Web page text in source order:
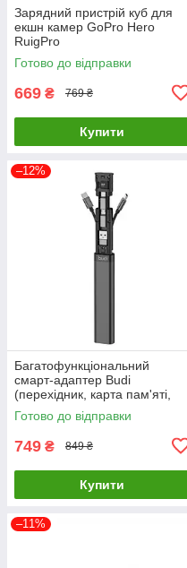
Зарядний пристрій куб для
екшн камер GoPro Hero
RuigPro
Готово до відправки
669 ₴ 769 ₴
Купити
–12%
Багатофункціональний
смарт-адаптер Budi
(перехідник, карта пам'яті,
кабель для передачі даних,
USB-бокс)
Готово до відправки
749 ₴ 849 ₴
Купити
–11%